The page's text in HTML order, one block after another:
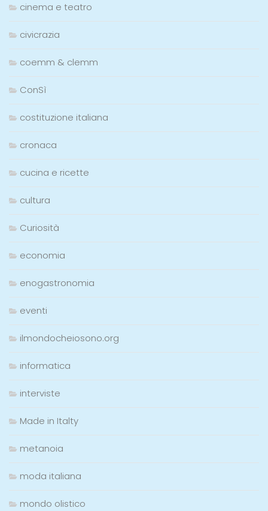
cinema e teatro
civicrazia
coemm & clemm
ConSì
costituzione italiana
cronaca
cucina e ricette
cultura
Curiosità
economia
enogastronomia
eventi
ilmondocheiosono.org
informatica
interviste
Made in Italty
metanoia
moda italiana
mondo olistico